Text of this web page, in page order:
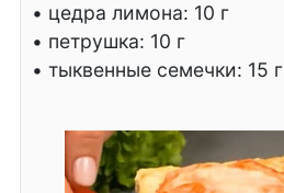
• цедра лимона: 10 г
• петрушка: 10 г
• тыквенные семечки: 15 г